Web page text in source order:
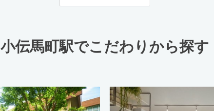
小伝馬町駅でこだわりから探す